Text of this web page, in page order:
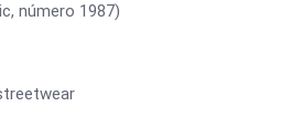
número 1987)